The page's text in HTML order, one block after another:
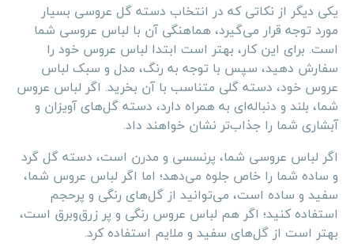
یکی دیگر از نکاتی که در انتخاب دسته گل عروسی بسیار
مورد توجه قرار می‌گیرد، هماهنگی آن با لباس عروسی شما
است. برای این کار، بهتر است ابتدا لباس عروس خود را
سفارش دهید، سپس با توجه به رنگ، مدل و سبک لباس
عروس خود، دسته گلی متناسب با آن بخرید. اگر لباس عروس
شما، بلند و دنباله‌ای به همراه دارد، دسته گل‌های آویزان و
آبشاری شما را جذاب‌تر نشان خواهند داد.
اگر لباس عروسی شما، پرنسسی و مدرن است، دسته گل گرد
و ساده شما را خاص جلوه می‌دهد؛ اما اگر لباس عروس شما،
سفید و ساده است، می‌توانید از گل‌های رنگی و پرحجم
استفاده کنید؛ اگر هم لباس عروس رنگی و پر زرق‌وبرق است،
بهتر است از گل‌های سفید و ملایم استفاده کرد.